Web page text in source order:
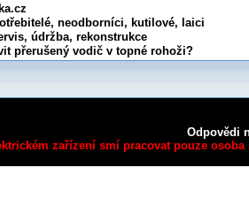
neodborníci, kutilové, laici
údržba, rekonstrukce
přerušený vodič v topné rohoži?
Odpovědi
zařízení smí pracovat pouze